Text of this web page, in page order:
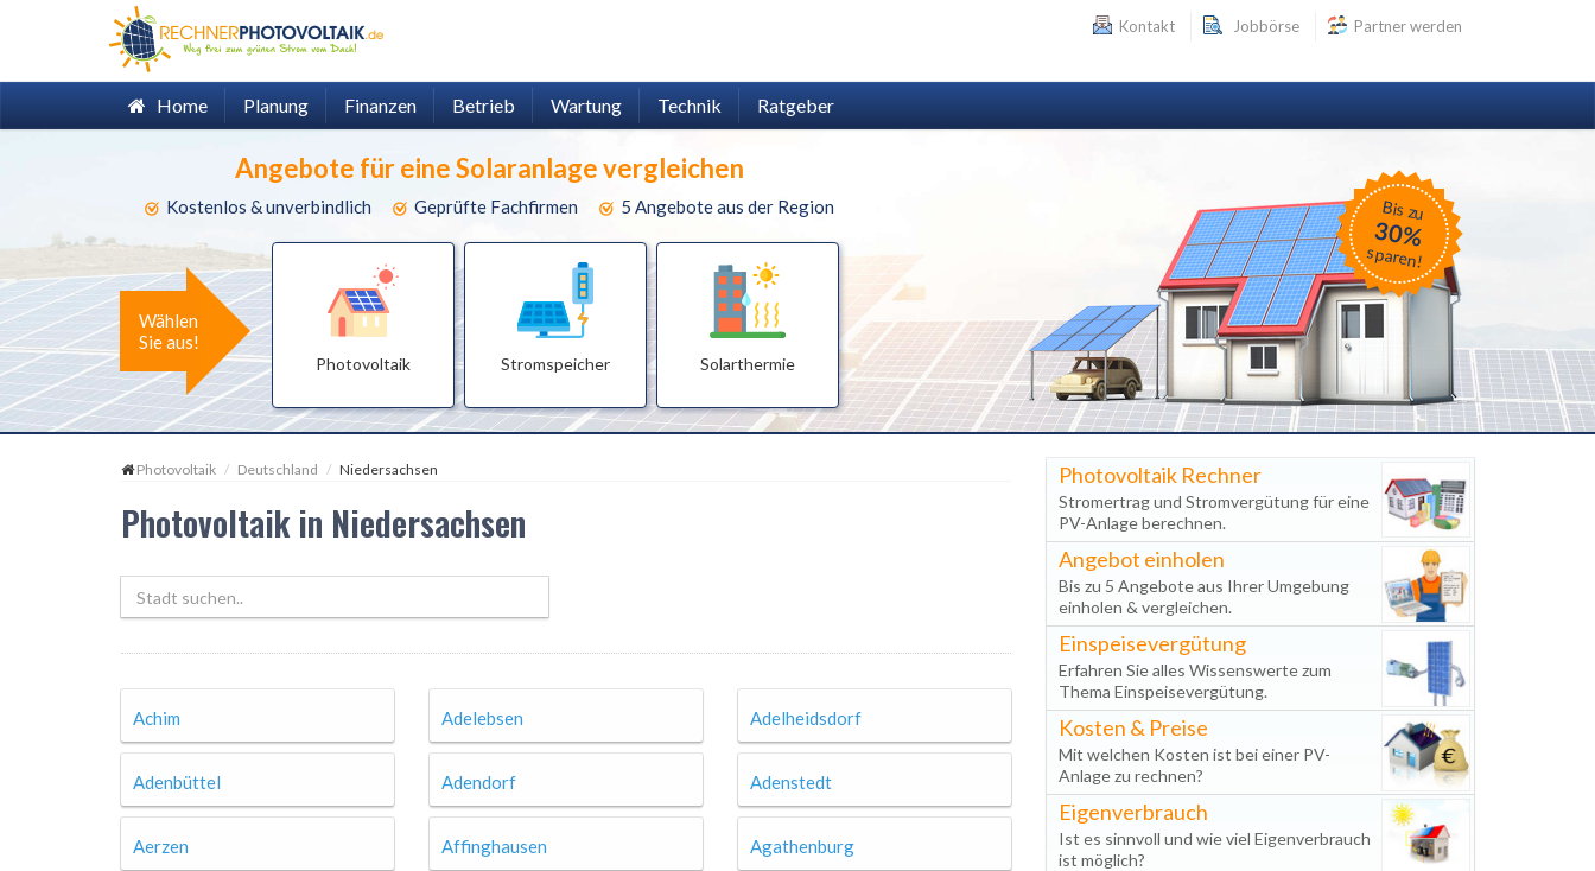
Kontakt Jobbörse Partner werden
Home Planung Finanzen Betrieb Wartung Technik Ratgeber
Angebote für eine Solaranlage vergleichen
Kostenlos & unverbindlich Geprüfte Fachfirmen 5 Angebote aus der Region
Wählen
Sie aus!
Photovoltaik Stromspeicher Solarthermie
Bis zu
30%
sparen!
Photovoltaik Deutschland Niedersachsen
Photovoltaik in Niedersachsen
Achim Adelebsen Adelheidsdorf
Adenbüttel Adendorf Adenstedt
Aerzen Affinghausen Agathenburg
Photovoltaik Rechner
Stromertrag und Stromvergütung für eine
PV-Anlage berechnen.
Angebot einholen
Bis zu 5 Angebote aus Ihrer Umgebung
einholen & vergleichen.
Einspeisevergütung
Erfahren Sie alles Wissenswerte zum
Thema Einspeisevergütung.
Kosten & Preise
Mit welchen Kosten ist bei einer PV-
Anlage zu rechnen?
Eigenverbrauch
Ist es sinnvoll und wie viel Eigenverbrauch
ist möglich?